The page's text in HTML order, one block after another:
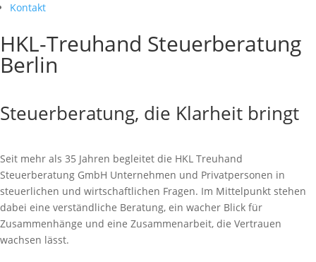
Kontakt
HKL-Treuhand Steuerberatung
Berlin
Steuerberatung, die Klarheit bringt
Seit mehr als 35 Jahren begleitet die HKL Treuhand
Steuerberatung GmbH Unternehmen und Privatpersonen in
steuerlichen und wirtschaftlichen Fragen. Im Mittelpunkt stehen
dabei eine verständliche Beratung, ein wacher Blick für
Zusammenhänge und eine Zusammenarbeit, die Vertrauen
wachsen lässt.